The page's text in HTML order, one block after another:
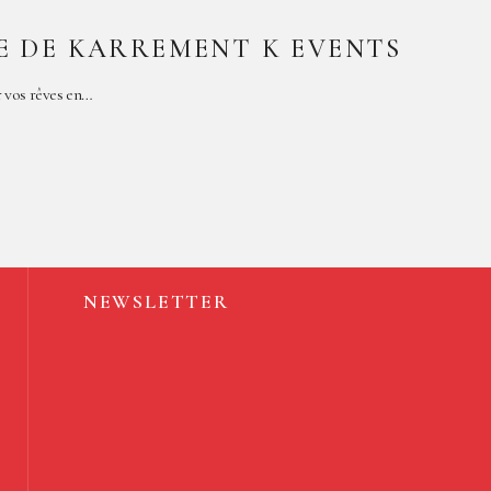
DE KARREMENT K EVENTS
rêves en…
NEWSLETTER